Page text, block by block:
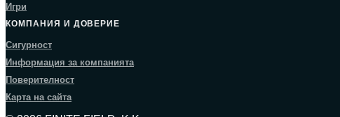
Игри
КОМПАНИЯ И ДОВЕРИЕ
Сигурност
Информация за компанията
Поверителност
Карта на сайта